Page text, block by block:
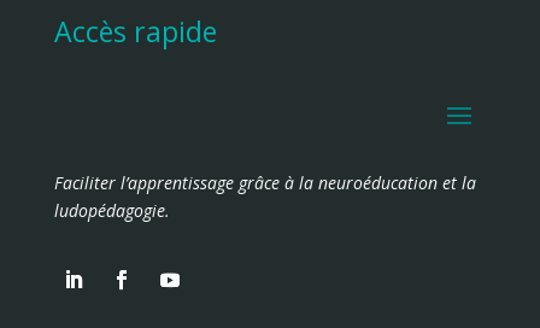
Accès rapide
Faciliter l’apprentissage grâce à la neuroéducation et la
ludopédagogie.